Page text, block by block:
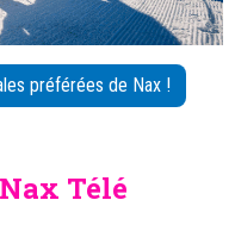
préférées de Nax !
Télé